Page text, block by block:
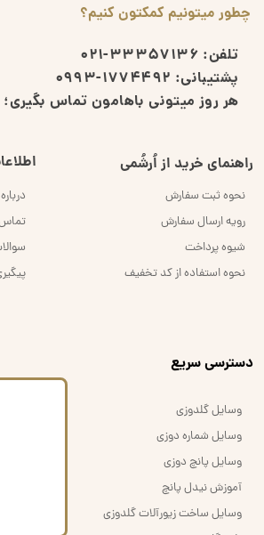
چطور میتونیم کمکتون کنیم؟
تلفن: 33357136-021
پشتیبانی: 1774492-0993
هر روز میتونی باهامون تماس
راهنمای خرید از اُرشُمی
نحوه ثبت سفارش
رویه ارسال سفارش
شیوه پرداخت
نحوه استفاده از کد تخفیف
تماس
​دسترسی سریع
وسایل گلدوزی
وسایل شماره دوزی
وسایل پانچ دوزی
آموزش نیدل پانچ
وسایل ساخت زیورآلات گلدوزی